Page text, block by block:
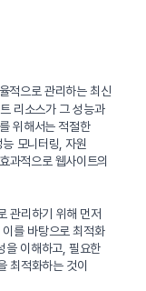
적으로 관리하는 최신
리소스가 그 성능과
위해서는 적절한
모니터링, 자원
과적으로 웹사이트의
관리하기 위해 먼저
를 바탕으로 최적화
을 이해하고, 필요한
최적화하는 것이